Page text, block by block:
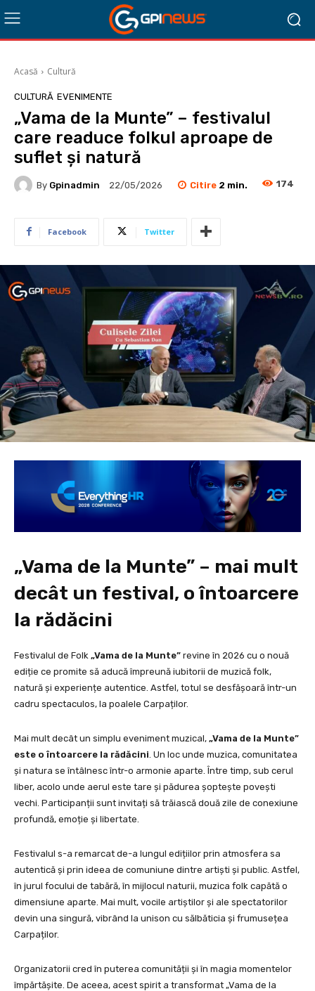
Acasă Cultură
CULTURĂ EVENIMENTE
„Vama de la Munte” – festivalul
care readuce folkul aproape de
suflet și natură
By Gpinadmin 22/05/2026 Citire 2 min. 174
Facebook Twitter
„Vama de la Munte” – mai mult
decât un festival, o întoarcere
la rădăcini
Festivalul de Folk „Vama de la Munte” revine în 2026 cu o nouă
ediție ce promite să aducă împreună iubitorii de muzică folk,
natură și experiențe autentice. Astfel, totul se desfășoară într-un
cadru spectaculos, la poalele Carpaților.
Mai mult decât un simplu eveniment muzical, „Vama de la Munte”
este o întoarcere la rădăcini . Un loc unde muzica, comunitatea
și natura se întâlnesc într-o armonie aparte. Între timp, sub cerul
liber, acolo unde aerul este tare și pădurea șoptește povești
vechi. Participanții sunt invitați să trăiască două zile de conexiune
profundă, emoție și libertate.
Festivalul s-a remarcat de-a lungul edițiilor prin atmosfera sa
autentică și prin ideea de comuniune dintre artiști și public. Astfel,
în jurul focului de tabără, în mijlocul naturii, muzica folk capătă o
dimensiune aparte. Mai mult, vocile artiștilor și ale spectatorilor
devin una singură, vibrând la unison cu sălbăticia și frumusețea
Carpaților.
Organizatorii cred în puterea comunității și în magia momentelor
împărtășite. De aceea, acest spirit a transformat „Vama de la